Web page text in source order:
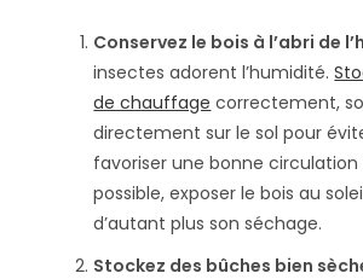
Conservez le bois à l’abri de
insectes adorent l’humidité.
de chauffage correctement,
directement sur le sol pour
favoriser une bonne circulation
possible, exposer le bois au
d’autant plus son séchage.
Stockez des bûches bien